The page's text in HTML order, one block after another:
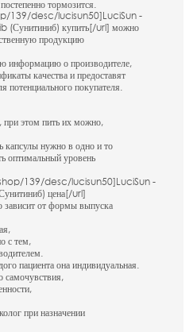
тормозится.
139/desc/lucisun50]LuciSun -
(Сунитиниб) купить[/url] можно
продукцию
информацию о производителе,
качества и предоставят
покупателя.
при этом пить их можно,
капсулы нужно в одно и то
оптимальный уровень
139/desc/lucisun50]LuciSun -
цена[/url]
зависит от формы выпуска
с тем,
пациента она индивидуальная.
самочувствия,
при назначении